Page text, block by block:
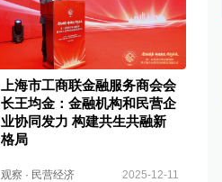
上海市工商联金融服务商会会
长王均金：金融机构和民营企
业协同发力 构建共生共融新
格局
观察 · 民营经济 2025-12-11